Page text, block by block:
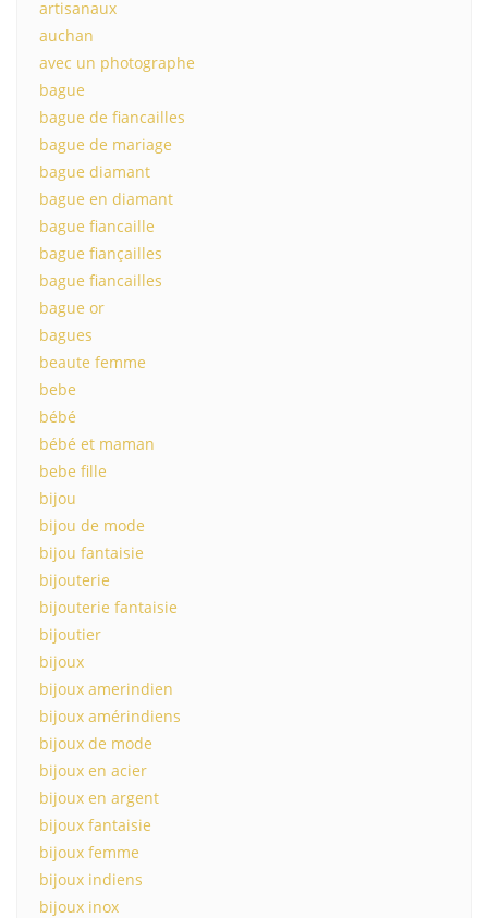
artisanaux
auchan
avec un photographe
bague
bague de fiancailles
bague de mariage
bague diamant
bague en diamant
bague fiancaille
bague fiançailles
bague fiancailles
bague or
bagues
beaute femme
bebe
bébé
bébé et maman
bebe fille
bijou
bijou de mode
bijou fantaisie
bijouterie
bijouterie fantaisie
bijoutier
bijoux
bijoux amerindien
bijoux amérindiens
bijoux de mode
bijoux en acier
bijoux en argent
bijoux fantaisie
bijoux femme
bijoux indiens
bijoux inox